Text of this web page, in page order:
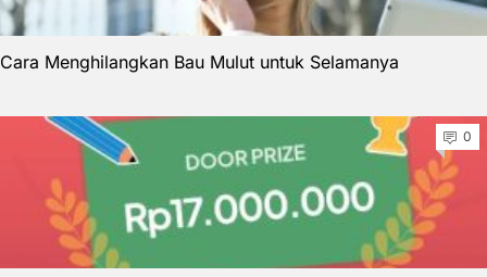
Cara Menghilangkan Bau Mulut untuk Selamanya
0